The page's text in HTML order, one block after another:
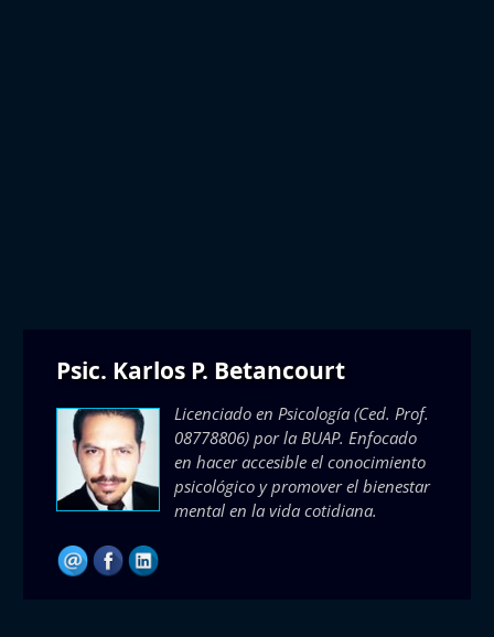
Psic. Karlos P. Betancourt
Licenciado en Psicología (Ced. Prof.
08778806) por la BUAP. Enfocado
en hacer accesible el conocimiento
psicológico y promover el bienestar
mental en la vida cotidiana.